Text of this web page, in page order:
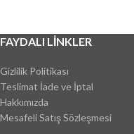
FAYDALI LINKLER
Gizlilik Politikası
Teslimat İade ve İptal
Hakkımızda
Mesafeli Satış Sözleşmesi